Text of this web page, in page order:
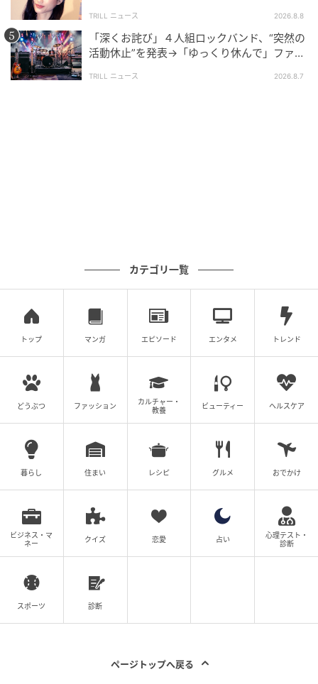
TRILL ニュース 2026.8.8
「深くお詫び」４人組ロックバンド、“突然の
活動休止”を発表→「ゆっくり休んで」ファン
TRILL ニュース 2026.8.7
カテゴリ一覧
トップ マンガ エピソード エンタメ トレンド
どうぶつ ファッション
カルチャー・
教養
ビューティー ヘルスケア
暮らし 住まい レシピ グルメ おでかけ
ビジネス・マ
ネー
クイズ 恋愛 占い
心理テスト・
診断
スポーツ 診断
ページトップへ戻る